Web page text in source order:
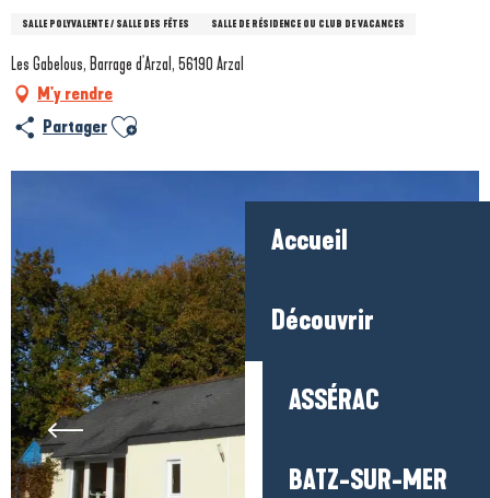
Accueil
Découvrir
ASSÉRAC
BATZ-SUR-MER
SALLE POLYVALENTE / SALLE DES FÊTES SALLE DE RÉSIDENCE OU CLUB DE VACANCES
Les Gabelous, Barrage d'Arzal, 56190 Arzal
M'y rendre
Partager Ajouter aux favoris